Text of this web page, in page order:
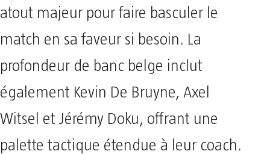
atout majeur pour faire basculer le
match en sa faveur si besoin. La
profondeur de banc belge inclut
également Kevin De Bruyne, Axel
Witsel et Jérémy Doku, offrant une
palette tactique étendue à leur coach.